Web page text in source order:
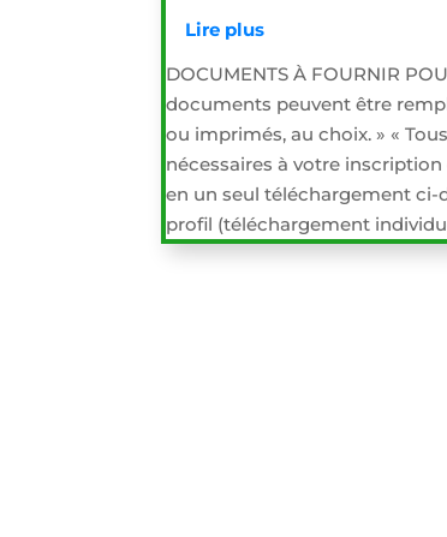
Lire plus
DOCUMENTS À FOURNIR
documents peuvent être
ou imprimés, au choix. » «
nécessaires à votre
en un seul téléchargement ci-
profil (téléchargement